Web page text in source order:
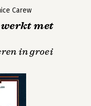
Carew
werkt met
in groei